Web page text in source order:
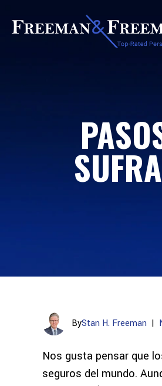
ByStan H. Freeman |
Nos gusta pensar que
seguros del mundo.